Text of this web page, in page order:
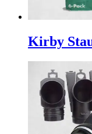
Kirby